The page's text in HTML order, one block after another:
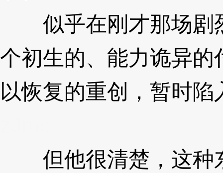
似乎在刚才那场剧
个初生的、能力诡异
以恢复的重创，暂时
但他很清楚，这种